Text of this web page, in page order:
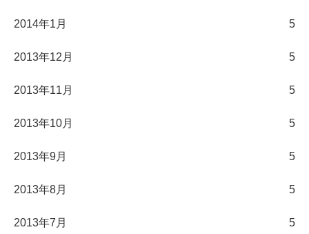
2014年1月 5
2013年12月 5
2013年11月 5
2013年10月 5
2013年9月 5
2013年8月 5
2013年7月 5